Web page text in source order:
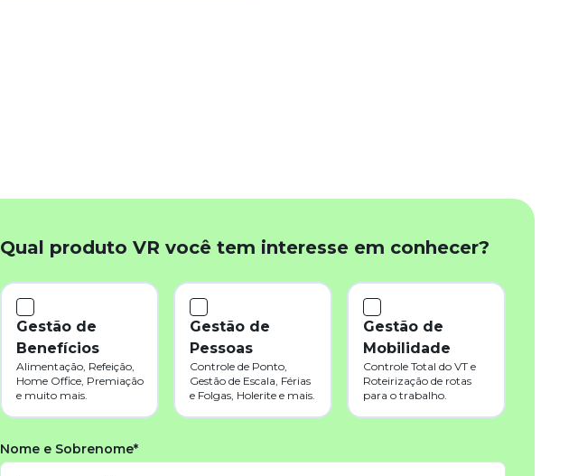
Qual produto VR você tem interesse em conhecer?
Gestão de
Benefícios
Alimentação, Refeição,
Home Office, Premiação
e muito mais.
Gestão de
Pessoas
Controle de Ponto,
Gestão de Escala, Férias
e Folgas, Holerite e mais.
Gestão de
Mobilidade
Controle Total do VT e
Roteirização de rotas
para o trabalho.
Nome e Sobrenome*